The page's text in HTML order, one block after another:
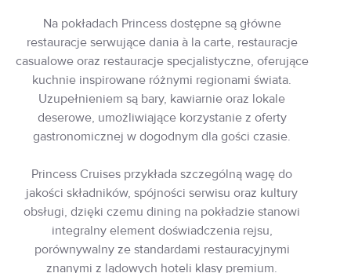
Na pokładach Princess dostępne są główne
restauracje serwujące dania à la carte, restauracje
casualowe oraz restauracje specjalistyczne, oferujące
kuchnie inspirowane różnymi regionami świata.
Uzupełnieniem są bary, kawiarnie oraz lokale
deserowe, umożliwiające korzystanie z oferty
gastronomicznej w dogodnym dla gości czasie.
Princess Cruises przykłada szczególną wagę do
jakości składników, spójności serwisu oraz kultury
obsługi, dzięki czemu dining na pokładzie stanowi
integralny element doświadczenia rejsu,
porównywalny ze standardami restauracyjnymi
znanymi z lądowych hoteli klasy premium.